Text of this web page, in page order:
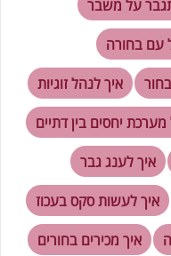
על משבר
עם בחורה
איך לנהל זוגיות
יחסים בין דתיים
איך לענג גבר
איך לעשות סקס בעכוז
איך מכירים בחורים